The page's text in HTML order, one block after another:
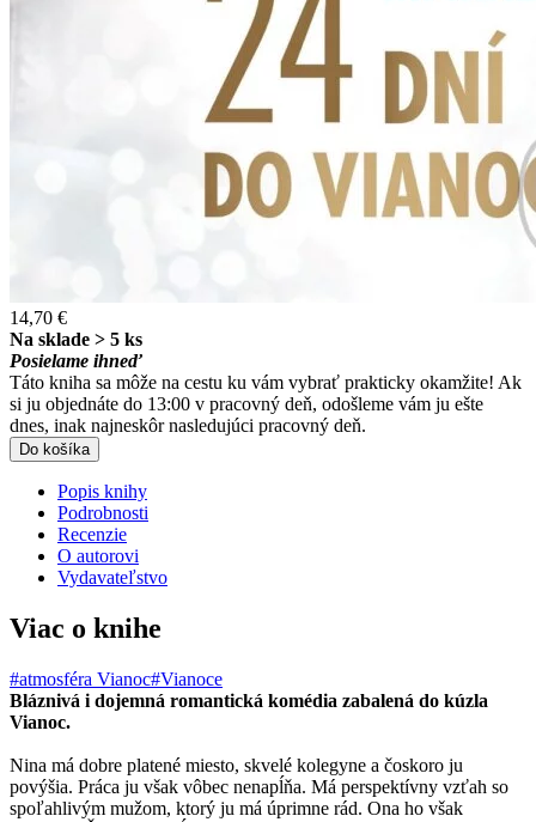
14,70 €
Na sklade > 5 ks
Posielame ihneď
Táto kniha sa môže na cestu ku vám vybrať prakticky okamžite! Ak
si ju objednáte do 13:00 v pracovný deň, odošleme vám ju ešte
dnes, inak najneskôr nasledujúci pracovný deň.
Do košíka
Popis knihy
Podrobnosti
Recenzie
O autorovi
Vydavateľstvo
Viac o knihe
#atmosféra Vianoc#Vianoce
Bláznivá i dojemná romantická komédia zabalená do kúzla
Vianoc.
Nina má dobre platené miesto, skvelé kolegyne a čoskoro ju
povýšia. Práca ju však vôbec nenapĺňa. Má perspektívny vzťah so
spoľahlivým mužom, ktorý ju má úprimne rád. Ona ho však